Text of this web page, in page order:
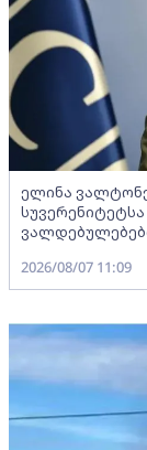
ელინა
2026/08/07 11:09